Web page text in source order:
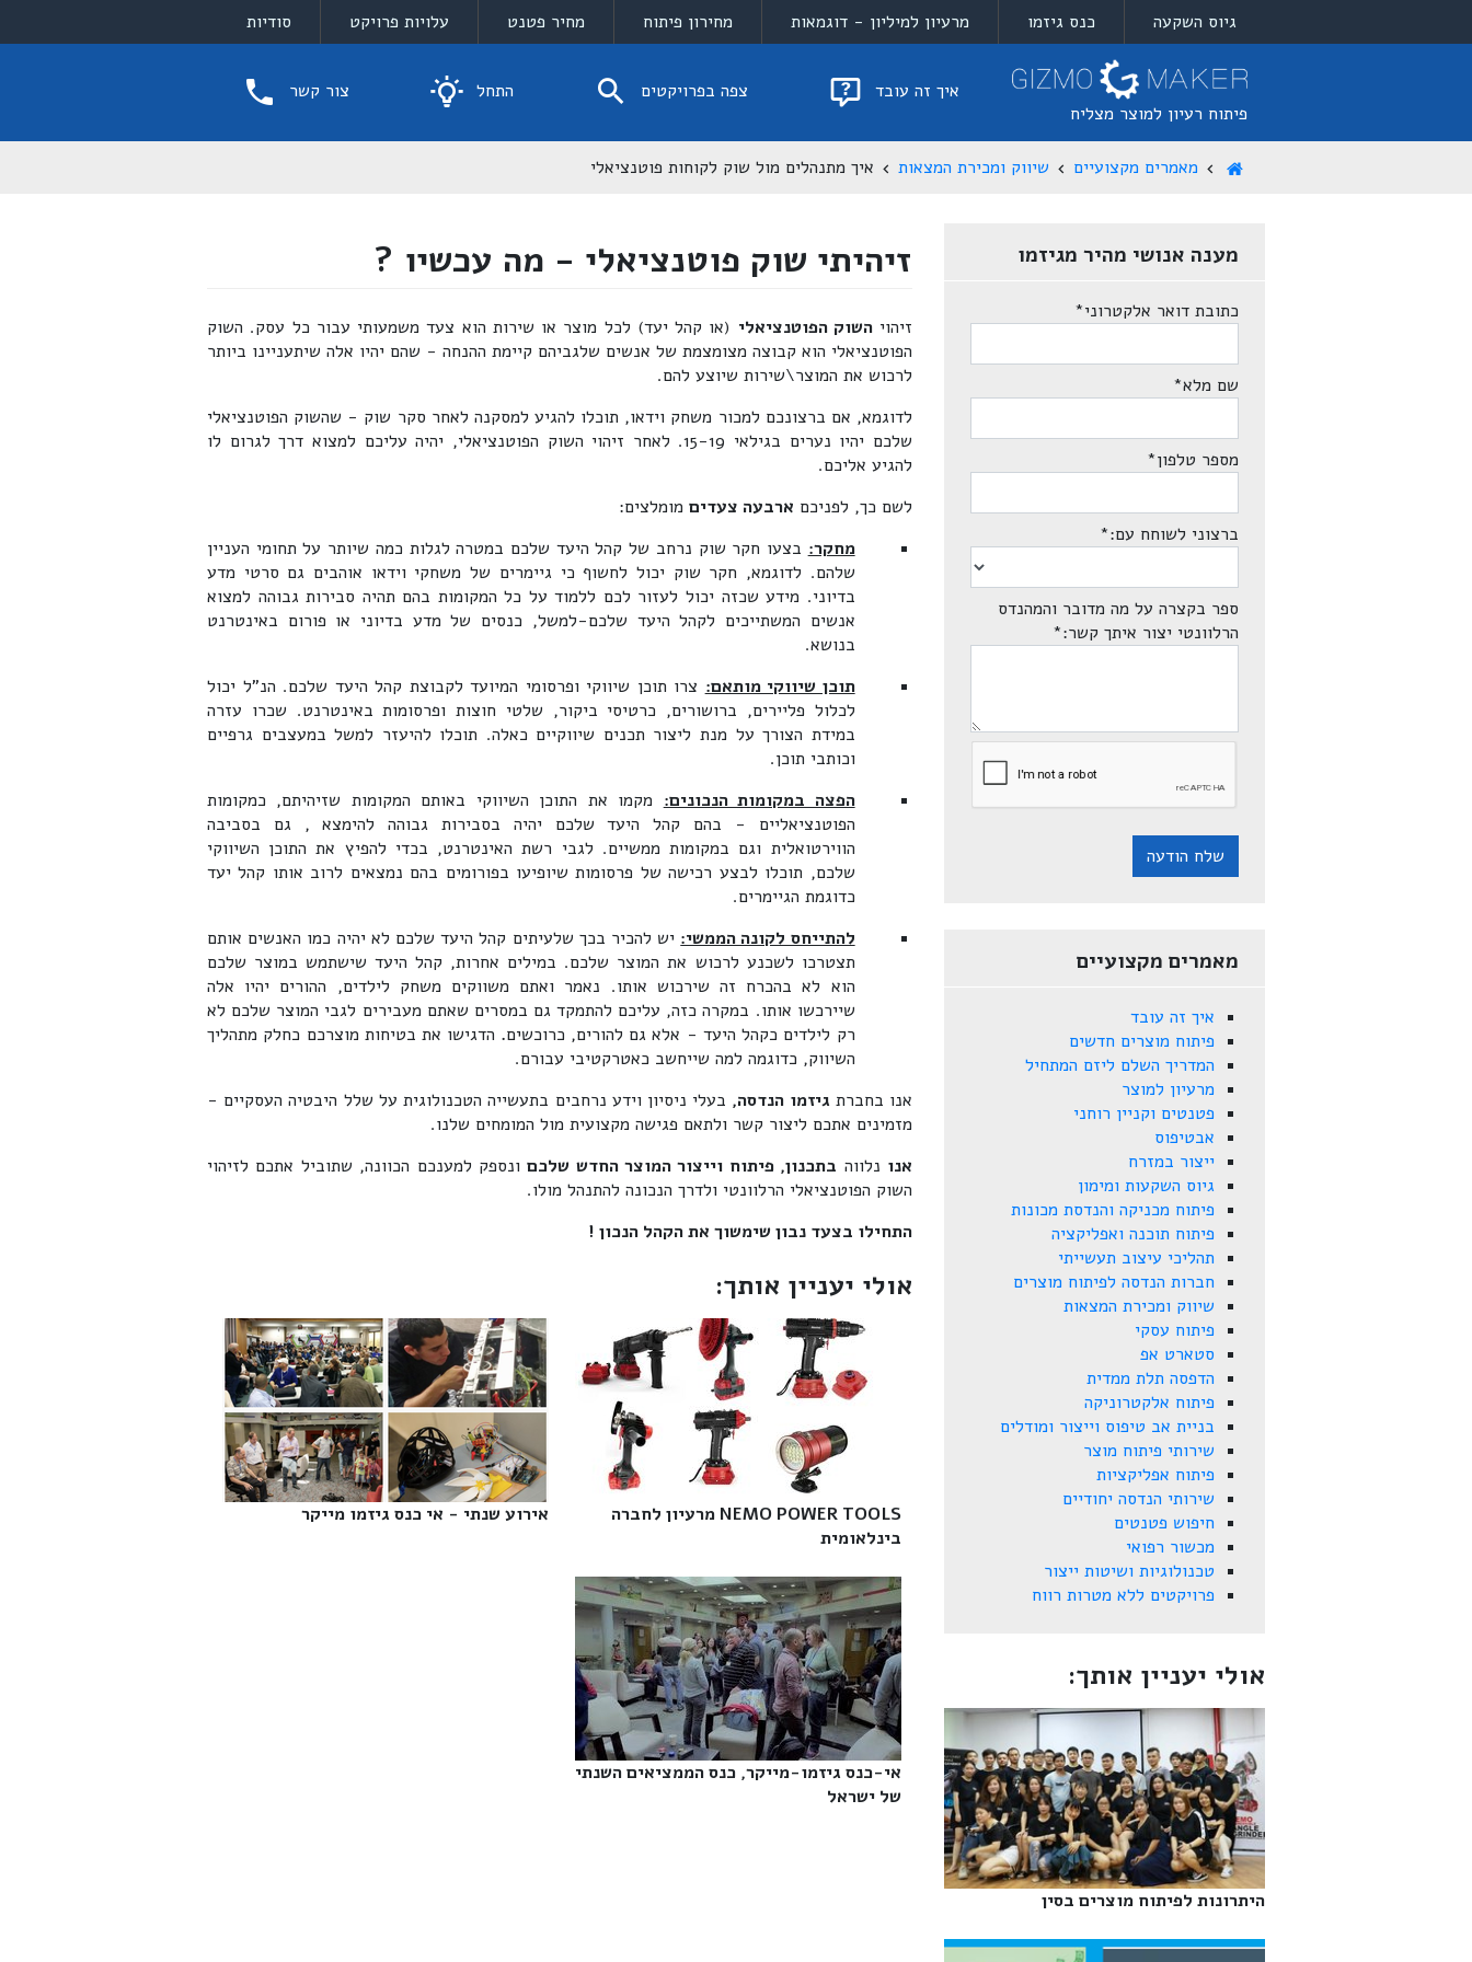
גיוס השקעה כנס גיזמו מרעיון למיליון - דוגמאות מחירון פיתוח מחיר פטנט עלויות פרויקט סודיות
פיתוח רעיון למוצר מצליח
איך זה עובד צפה בפרויקטים התחל צור קשר
מאמרים מקצועיים שיווק ומכירת המצאות איך מתנהלים מול שוק לקוחות פוטנציאלי
זיהיתי שוק פוטנציאלי - מה עכשיו ?
זיהויהשוק הפוטנציאלי (או קהל יעד) לכל מוצר או שירות הוא צעד משמעותי עבור כל עסק. השוק
הפוטנציאלי הוא קבוצה מצומצמת של אנשים שלגביהם קיימת ההנחה - שהם יהיו אלה שיתעניינו ביותר
לרכוש את המוצר\שירות שיוצע להם.
לדוגמא, אם ברצונכם למכור משחק וידאו, תוכלו להגיע למסקנה לאחר סקר שוק - שהשוק הפוטנציאלי
שלכם יהיו נערים בגילאי 15-19. לאחר זיהוי השוק הפוטנציאלי, יהיה עליכם למצוא דרך לגרום לו
להגיע אליכם.
לשם כך, לפניכם ארבעה צעדיםמומלצים:
מחקר: בצעו חקר שוק נרחב של קהל היעד שלכם במטרה לגלות כמה שיותר על תחומי העניין
שלהם. לדוגמא, חקר שוק יכול לחשוף כי גיימרים של משחקי וידאו אוהבים גם סרטי מדע
בדיוני. מידע שכזה יכול לעזור לכם ללמוד על כל המקומות בהם תהיה סבירות גבוהה למצוא
אנשים המשתייכים לקהל היעד שלכם-למשל, כנסים של מדע בדיוני או פורום באינטרנט
בנושא.
תוכן שיווקי מותאם: צרו תוכן שיווקי ופרסומי המיועד לקבוצת קהל היעד שלכם. הנ"ל יכול
לכלול פליירים, ברושורים, כרטיסי ביקור, שלטי חוצות ופרסומות באינטרנט. שכרו עזרה
במידת הצורך על מנת ליצור תכנים שיווקיים כאלה. תוכלו להיעזר למשל במעצבים גרפיים
וכותבי תוכן.
הפצה במקומות הנכונים: מקמו את התוכן השיווקי באותם המקומות שזיהיתם, כמקומות
הפוטנציאליים - בהם קהל היעד שלכם יהיה בסבירות גבוהה להימצא , גם בסביבה
הווירטואלית וגם במקומות ממשיים. לגבי רשת האינטרנט, בכדי להפיץ את התוכן השיווקי
שלכם, תוכלו לבצע רכישה של פרסומות שיופיעו בפורומים בהם נמצאים לרוב אותו קהל יעד
כדוגמת הגיימרים.
להתייחס לקונה הממשי: יש להכיר בכך שלעיתים קהל היעד שלכם לא יהיה כמו האנשים אותם
תצטרכו לשכנע לרכוש את המוצר שלכם. במילים אחרות, קהל היעד שישתמש במוצר שלכם
הוא לא בהכרח זה שירכוש אותו. נאמר ואתם משווקים משחק לילדים, ההורים יהיו אלה
שיירכשו אותו. במקרה כזה, עליכם להתמקד גם במסרים שאתם מעבירים לגבי המוצר שלכם לא
רק לילדים כקהל היעד - אלא גם להורים, כרוכשים. הדגישו את בטיחות מוצרכם כחלק מתהליך
השיווק, כדוגמה למה שייחשב כאטרקטיבי עבורם.
אנו בחברתגיזמו הנדסה, בעלי ניסיון וידע נרחבים בתעשייה הטכנולוגית על שלל היבטיה העסקיים -
מזמינים אתכם ליצור קשר ולתאם פגישה מקצועית מול המומחים שלנו.
אנו נלווה בתכנון, פיתוח וייצור המוצר החדש שלכםונספק למענכם הכוונה, שתוביל אתכם לזיהוי
השוק הפוטנציאלי הרלוונטי ולדרך הנכונה להתנהל מולו.
התחילו בצעד נבון שימשוך את הקהל הנכון !
אולי יעניין אותך:
NEMO POWER TOOLS מרעיון לחברה
בינלאומית‎
אירוע שנתי - אי כנס גיזמו מייקר‎
אי-כנס גיזמו-מייקר, כנס הממציאים השנתי
של ישראל‎
מענה אנושי מהיר מגיזמו
כתובת דואר אלקטרוני*
שם מלא*
מספר טלפון*
ברצוני לשוחח עם:*
ספר בקצרה על מה מדובר והמהנדס
הרלוונטי יצור איתך קשר:*
שלח הודעה
מאמרים מקצועיים
איך זה עובד
פיתוח מוצרים חדשים
המדריך השלם ליזם המתחיל
מרעיון למוצר
פטנטים וקניין רוחני
אבטיפוס
ייצור במזרח
גיוס השקעות ומימון
פיתוח מכניקה והנדסת מכונות
פיתוח תוכנה ואפליקציה
תהליכי עיצוב תעשייתי
חברות הנדסה לפיתוח מוצרים
שיווק ומכירת המצאות
פיתוח עסקי
סטארט אפ
הדפסה תלת ממדית
פיתוח אלקטרוניקה
בניית אב טיפוס וייצור ומודלים
שירותי פיתוח מוצר
פיתוח אפליקציות
שירותי הנדסה יחודיים
חיפוש פטנטים
מכשור רפואי
טכנולוגיות ושיטות ייצור
פרויקטים ללא מטרות רווח
אולי יעניין אותך:
היתרונות לפיתוח מוצרים בסין‎